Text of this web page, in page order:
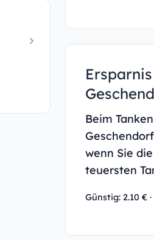
Beim
wenn Sie
teuersten
Günstig: 2.10 €